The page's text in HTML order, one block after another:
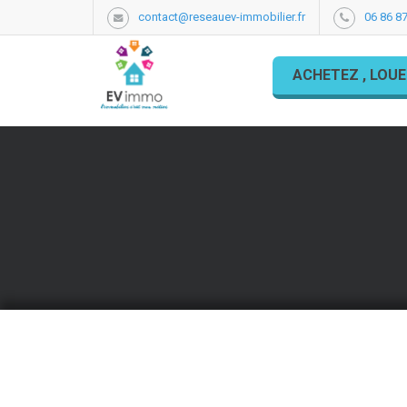
contact@reseauev-immobilier.fr 06 86
ACHETEZ ,